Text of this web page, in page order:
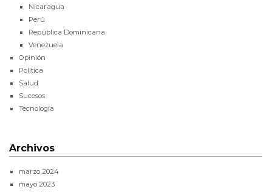
Nicaragua
Perú
República Dominicana
Venezuela
Opinión
Política
Salud
Sucesos
Tecnología
Archivos
marzo 2024
mayo 2023